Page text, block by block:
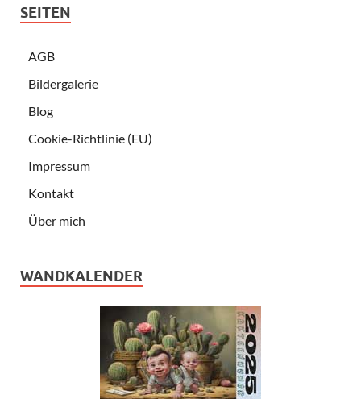
SEITEN
AGB
Bildergalerie
Blog
Cookie-Richtlinie (EU)
Impressum
Kontakt
Über mich
WANDKALENDER